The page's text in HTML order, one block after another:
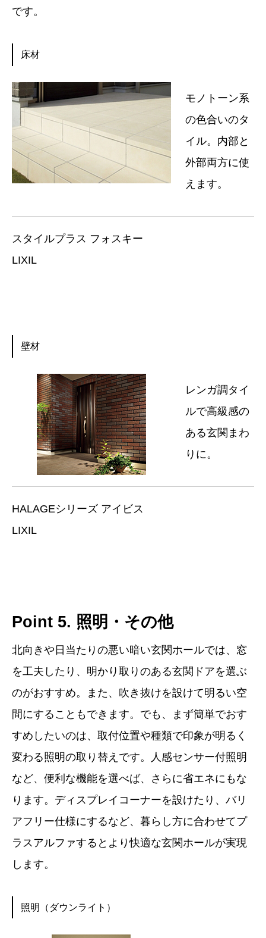
です。
床材
モノトーン系
の色合いのタ
イル。内部と
外部両方に使
えます。
スタイルプラス フォスキー
LIXIL
壁材
レンガ調タイ
ルで高級感の
ある玄関まわ
りに。
HALAGEシリーズ アイビス
LIXIL
Point 5. 照明・その他
北向きや日当たりの悪い暗い玄関ホールでは、窓
を工夫したり、明かり取りのある玄関ドアを選ぶ
のがおすすめ。また、吹き抜けを設けて明るい空
間にすることもできます。でも、まず簡単でおす
すめしたいのは、取付位置や種類で印象が明るく
変わる照明の取り替えです。人感センサー付照明
など、便利な機能を選べば、さらに省エネにもな
ります。ディスプレイコーナーを設けたり、バリ
アフリー仕様にするなど、暮らし方に合わせてプ
ラスアルファするとより快適な玄関ホールが実現
します。
照明（ダウンライト）